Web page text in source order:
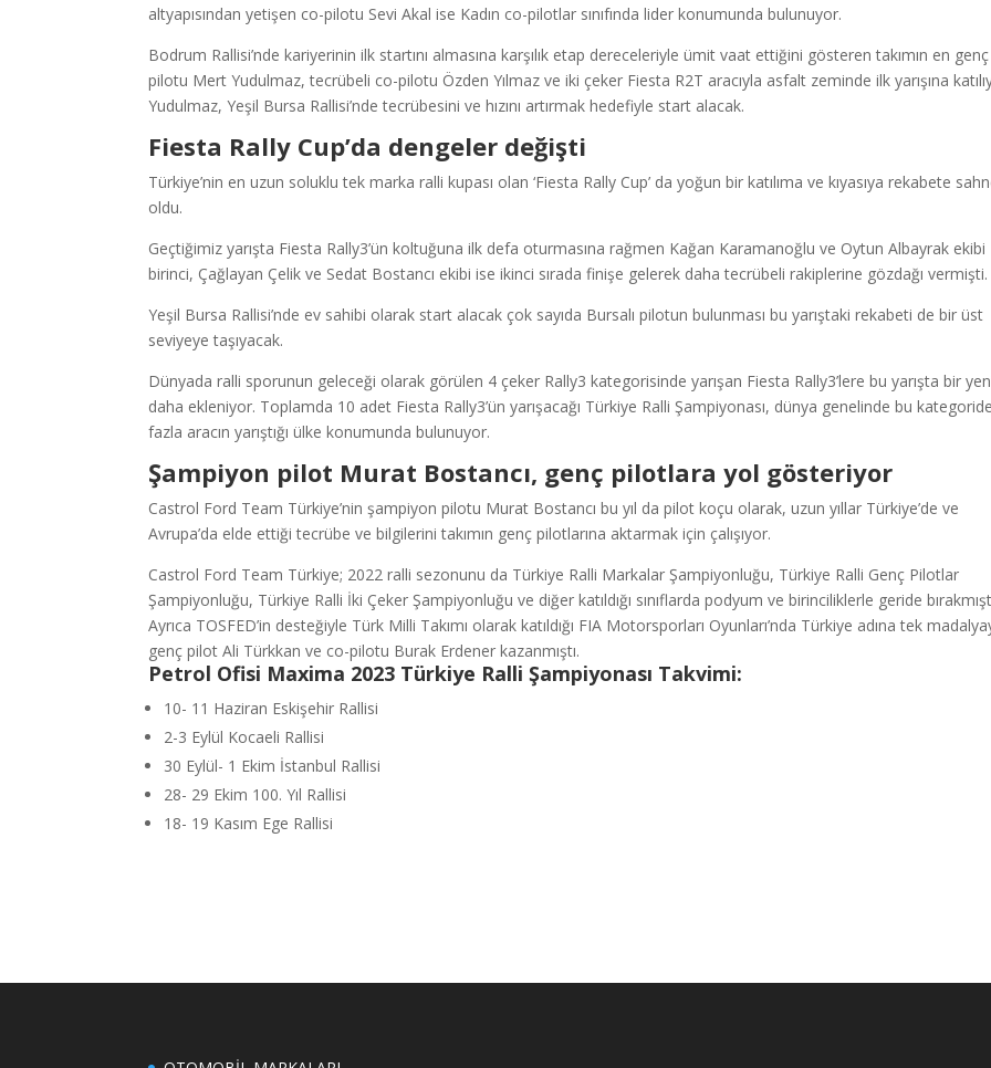
altyapısından yetişen co-pilotu Sevi Akal ise Kadın co-pilotlar sınıfında lider konumunda bulunuyor.
Bodrum Rallisi’nde kariyerinin ilk startını almasına karşılık etap dereceleriyle ümit vaat ettiğini gösteren takımın en genç
pilotu Mert Yudulmaz, tecrübeli co-pilotu Özden Yılmaz ve iki çeker Fiesta R2T aracıyla asfalt zeminde ilk yarışına
Yudulmaz, Yeşil Bursa Rallisi’nde tecrübesini ve hızını artırmak hedefiyle start alacak.
Fiesta Rally Cup’da dengeler değişti
Türkiye’nin en uzun soluklu tek marka ralli kupası olan ‘Fiesta Rally Cup’ da yoğun bir katılıma ve kıyasıya rekabete
oldu.
Geçtiğimiz yarışta Fiesta Rally3’ün koltuğuna ilk defa oturmasına rağmen Kağan Karamanoğlu ve Oytun Albayrak ekibi
birinci, Çağlayan Çelik ve Sedat Bostancı ekibi ise ikinci sırada finişe gelerek daha tecrübeli rakiplerine gözdağı vermişti.
Yeşil Bursa Rallisi’nde ev sahibi olarak start alacak çok sayıda Bursalı pilotun bulunması bu yarıştaki rekabeti de bir üst
seviyeye taşıyacak.
Dünyada ralli sporunun geleceği olarak görülen 4 çeker Rally3 kategorisinde yarışan Fiesta Rally3’lere bu yarışta bir
daha ekleniyor. Toplamda 10 adet Fiesta Rally3’ün yarışacağı Türkiye Ralli Şampiyonası, dünya genelinde bu
fazla aracın yarıştığı ülke konumunda bulunuyor.
Şampiyon pilot Murat Bostancı, genç pilotlara yol gösteriyor
Castrol Ford Team Türkiye’nin şampiyon pilotu Murat Bostancı bu yıl da pilot koçu olarak, uzun yıllar Türkiye’de ve
Avrupa’da elde ettiği tecrübe ve bilgilerini takımın genç pilotlarına aktarmak için çalışıyor.
Castrol Ford Team Türkiye; 2022 ralli sezonunu da Türkiye Ralli Markalar Şampiyonluğu, Türkiye Ralli Genç Pilotlar
Şampiyonluğu, Türkiye Ralli İki Çeker Şampiyonluğu ve diğer katıldığı sınıflarda podyum ve birinciliklerle geride
Ayrıca TOSFED’in desteğiyle Türk Milli Takımı olarak katıldığı FIA Motorsporları Oyunları’nda Türkiye adına tek
genç pilot Ali Türkkan ve co-pilotu Burak Erdener kazanmıştı.
Petrol Ofisi Maxima 2023 Türkiye Ralli Şampiyonası Takvimi:
10- 11 Haziran Eskişehir Rallisi
2-3 Eylül Kocaeli Rallisi
30 Eylül- 1 Ekim İstanbul Rallisi
28- 29 Ekim 100. Yıl Rallisi
18- 19 Kasım Ege Rallisi